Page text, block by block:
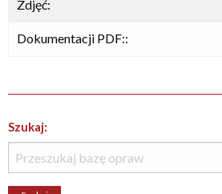
Zdjęć:
Dokumentacji PDF::
Szukaj: